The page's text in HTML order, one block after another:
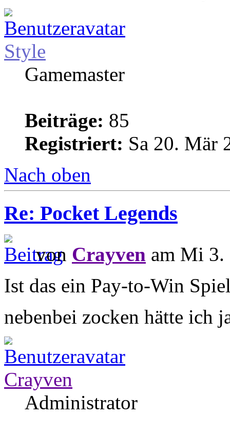
Style
Gamemaster
Beiträge: 85
Registriert: Sa 20. Mär
Nach oben
Re: Pocket Legends
von Crayven am Mi 3.
Ist das ein Pay-to-Win
nebenbei zocken hätte ich
Crayven
Administrator